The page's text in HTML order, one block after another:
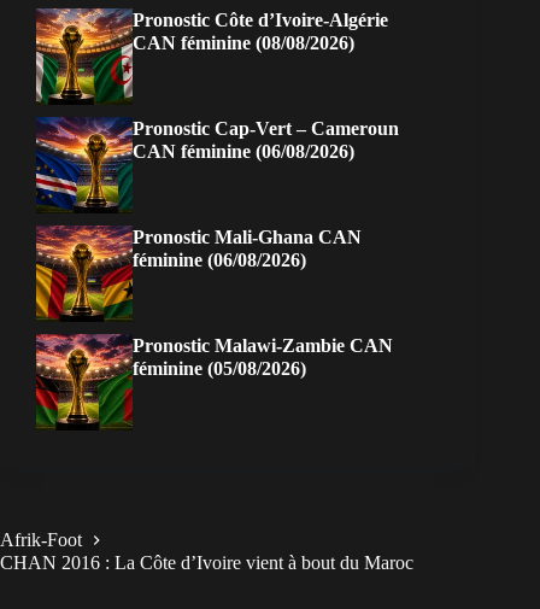
Pronostic Côte d’Ivoire-Algérie
CAN féminine (08/08/2026)
Pronostic Cap-Vert – Cameroun
CAN féminine (06/08/2026)
Pronostic Mali-Ghana CAN
féminine (06/08/2026)
Pronostic Malawi-Zambie CAN
féminine (05/08/2026)
Afrik-Foot
CHAN 2016 : La Côte d’Ivoire vient à bout du Maroc